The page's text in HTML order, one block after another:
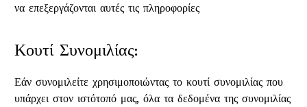
να επεξεργάζονται αυτές τις πληροφορίες
Κουτί Συνομιλίας:
Εάν συνομιλείτε χρησιμοποιώντας το κουτί συνομιλίας που
υπάρχει στον ιστότοπό μας, όλα τα δεδομένα της συνομιλίας